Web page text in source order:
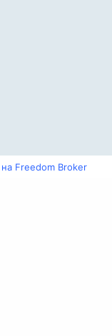
Freedom Broker